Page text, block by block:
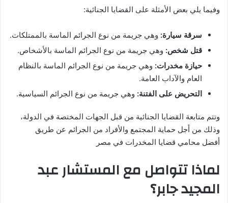
وفيما يلي بعض الأمثلة على القضايا الجنائية:
سرقة سيارة: وهي جريمة من نوع الجرائم الماسة بالممتلكات.
قتل شخص: وهي جريمة من نوع الجرائم الماسة بالأشخاص.
حيازة مخدرات: وهي جريمة من نوع الجرائم الماسة بالنظام
العام والآداب العامة.
التحريض على الفتنة: وهي جريمة من نوع الجرائم السياسية.
وتتم متابعة القضايا الجنائية من قبل الجهات المختصة في الدولة،
وذلك من أجل حماية المجتمع والأفراد من الجرائم عن طريق
أفضل محامي قضايا المخدرات في مصر
لماذا تتواصل مع المستشار عبد
المجيد جابر؟